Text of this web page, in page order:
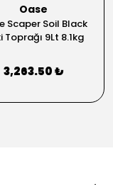
Oase
Scaper Soil Black
Toprağı 9Lt 8.1kg
3,263.50 ₺